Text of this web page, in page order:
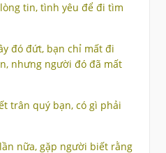
tin, tình yêu để đi tìm
đó đứt, bạn chỉ mất đi
nhưng người đó đã mất
trân quý bạn, có gì phải
nữa, gặp người biết rằng